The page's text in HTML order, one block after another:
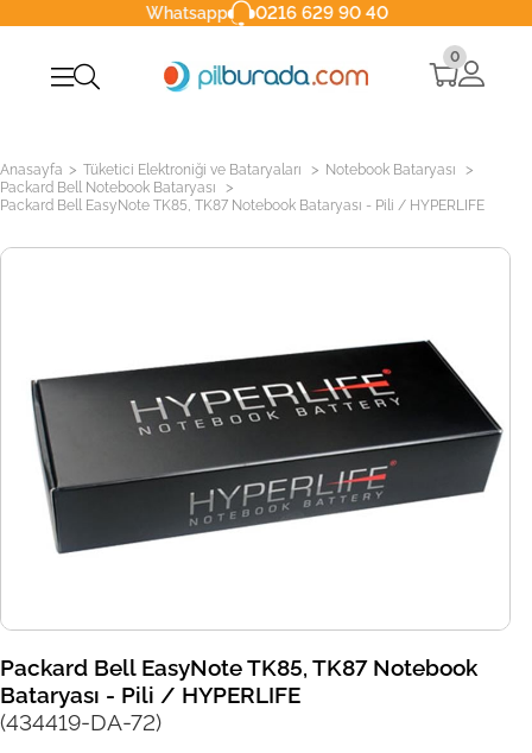
Whatsapp 0216 629 90 40
0
Anasayfa > Tüketici Elektroniği ve Bataryaları > Notebook Bataryası >
Packard Bell Notebook Bataryası >
Packard Bell EasyNote TK85, TK87 Notebook Bataryası - Pili / HYPERLIFE
Packard Bell EasyNote TK85, TK87 Notebook
Bataryası - Pili / HYPERLIFE
(434419-DA-72)